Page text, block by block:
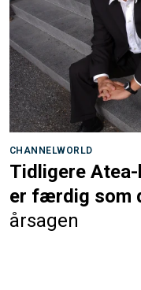
CHANNELWORLD
Tidligere
er færdig som
årsagen